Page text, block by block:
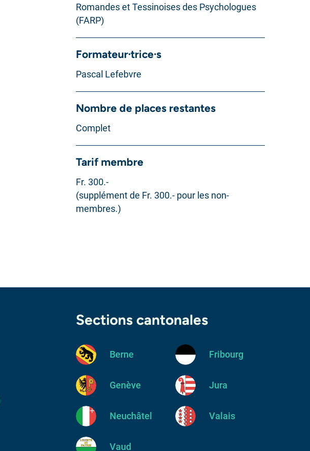
Romandes et Tessinoises des Psychologues
(FARP)
Formateur·trice·s
Pascal Lefebvre
Nombre de places restantes
Complet
Tarif membre
Fr. 300.-
(supplément de Fr. 300.- pour les non-
membres.)
Sections cantonales
Berne Fribourg
Genève Jura
Neuchâtel Valais
Vaud